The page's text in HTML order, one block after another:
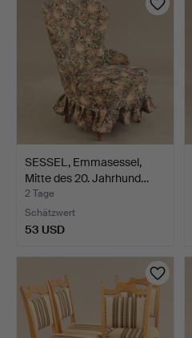
SESSEL, Emmasessel,
Mitte des 20. Jahrhund…
2 Tage
Schätzwert
53 USD